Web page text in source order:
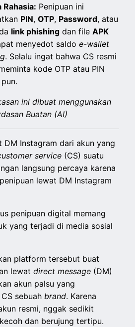
Rahasia: Penipuan ini
PIN,OTP, Password, atau
link phishing dan fileAPK
menyedot saldoe-wallet
. Selalu ingat bahwa CS resmi
kode OTP atau PIN
ini dibuat menggunakan
Buatan (AI)
DM Instagram dari akun yang
service (CS) suatu
langsung percaya karena
lewat DM Instagram
penipuan digital memang
yang terjadi di media sosial
platform tersebut buat
lewatdirect message (DM)
akun palsu yang
CS sebuahbrand. Karena
resmi, nggak sedikit
dan berujung tertipu.